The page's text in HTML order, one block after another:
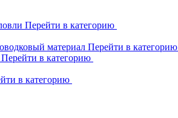
Перейти в категорию
материал Перейти в категорию
Перейти в категорию
в категорию